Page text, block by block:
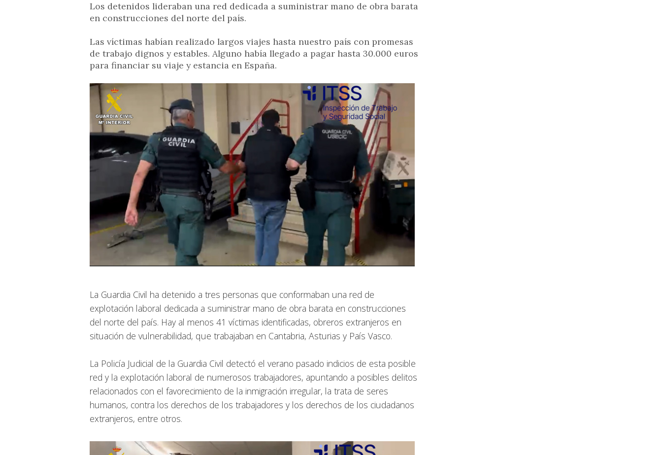
Los detenidos lideraban una red dedicada a suministrar mano de obra barata
en construcciones del norte del país.
Las víctimas habían realizado largos viajes hasta nuestro país con promesas
de trabajo dignos y estables. Alguno había llegado a pagar hasta 30.000 euros
para financiar su viaje y estancia en España.
La Guardia Civil ha detenido a tres personas que conformaban una red de
explotación laboral dedicada a suministrar mano de obra barata en construcciones
del norte del país. Hay al menos 41 víctimas identificadas, obreros extranjeros en
situación de vulnerabilidad, que trabajaban en Cantabria, Asturias y País Vasco.
La Policía Judicial de la Guardia Civil detectó el verano pasado indicios de esta posible
red y la explotación laboral de numerosos trabajadores, apuntando a posibles delitos
relacionados con el favorecimiento de la inmigración irregular, la trata de seres
humanos, contra los derechos de los trabajadores y los derechos de los ciudadanos
extranjeros, entre otros.